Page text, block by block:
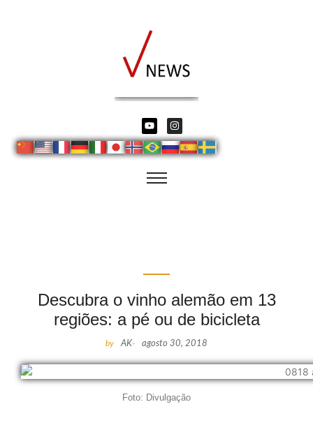
Descubra o vinho alemão em 13
regiões: a pé ou de bicicleta
by AK- agosto 30, 2018
Foto: Divulgação